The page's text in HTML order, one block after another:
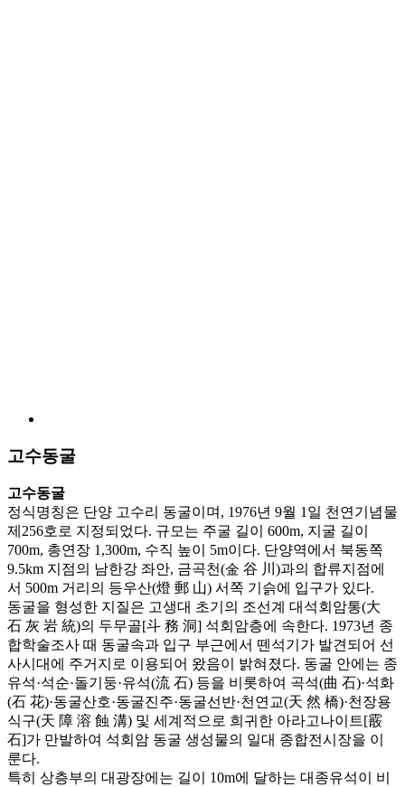
고수동굴
고수동굴
정식명칭은 단양 고수리 동굴이며, 1976년 9월 1일 천연기념물
제256호로 지정되었다. 규모는 주굴 길이 600m, 지굴 길이
700m, 총연장 1,300m, 수직 높이 5m이다. 단양역에서 북동쪽
9.5km 지점의 남한강 좌안, 금곡천(金 谷 川)과의 합류지점에
서 500m 거리의 등우산(燈 郵 山) 서쪽 기슭에 입구가 있다.
동굴을 형성한 지질은 고생대 초기의 조선계 대석회암통(大
石 灰 岩 統)의 두무골[斗 務 洞] 석회암층에 속한다. 1973년 종
합학술조사 때 동굴속과 입구 부근에서 뗀석기가 발견되어 선
사시대에 주거지로 이용되어 왔음이 밝혀졌다. 동굴 안에는 종
유석·석순·돌기둥·유석(流 石) 등을 비롯하여 곡석(曲 石)·석화
(石 花)·동굴산호·동굴진주·동굴선반·천연교(天 然 橋)·천장용
식구(天 障 溶 蝕 溝) 및 세계적으로 희귀한 아라고나이트[霰
石]가 만발하여 석회암 동굴 생성물의 일대 종합전시장을 이
룬다.
특히 상층부의 대광장에는 길이 10m에 달하는 대종유석이 비